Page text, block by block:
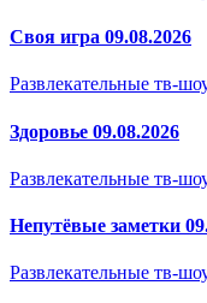
Своя игра 09.08.2026
Развлекательные тв-
Здоровье 09.08.2026
Развлекательные тв-
Непутёвые заметки
Развлекательные тв-